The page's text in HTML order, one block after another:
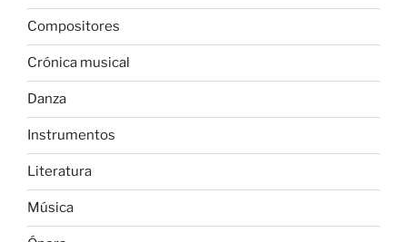
Compositores
Crónica musical
Danza
Instrumentos
Literatura
Música